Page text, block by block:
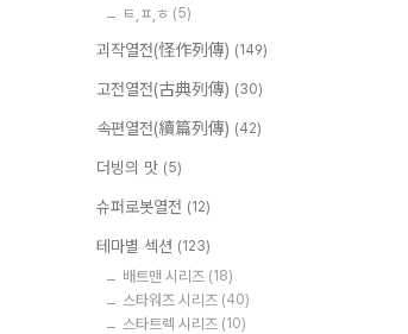
ㅌ,ㅍ,ㅎ (5)
괴작열전(怪作列傳) (149)
고전열전(古典列傳) (30)
속편열전(續篇列傳) (42)
더빙의 맛 (5)
슈퍼로봇열전 (12)
테마별 섹션 (123)
배트맨 시리즈 (18)
스타워즈 시리즈 (40)
스타트렉 시리즈 (10)